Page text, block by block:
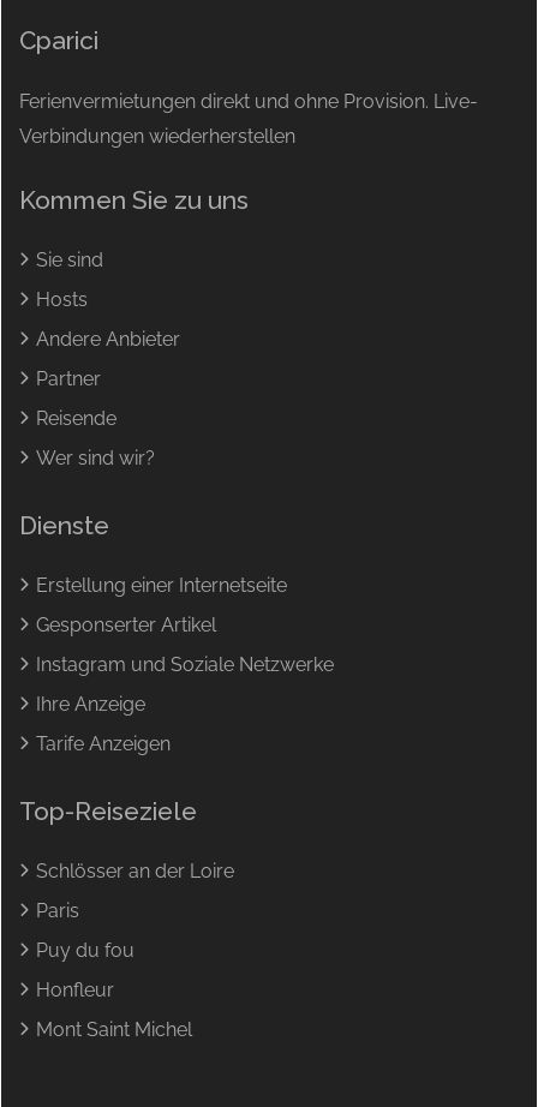
Cparici
Ferienvermietungen direkt und ohne Provision. Live-
Verbindungen wiederherstellen
Kommen Sie zu uns
Sie sind
Hosts
Andere Anbieter
Partner
Reisende
Wer sind wir?
Dienste
Erstellung einer Internetseite
Gesponserter Artikel
Instagram und Soziale Netzwerke
Ihre Anzeige
Tarife Anzeigen
Top-Reiseziele
Schlösser an der Loire
Paris
Puy du fou
Honfleur
Mont Saint Michel